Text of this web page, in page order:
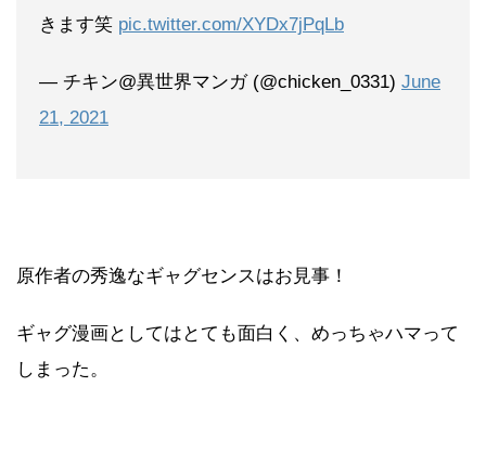
きます笑 pic.twitter.com/XYDx7jPqLb
— チキン@異世界マンガ (@chicken_0331) June
21, 2021
原作者の秀逸なギャグセンスはお見事！
ギャグ漫画としてはとても面白く、めっちゃハマって
しまった。